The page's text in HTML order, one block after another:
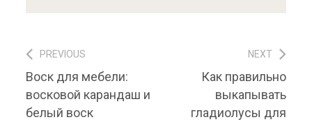
Навигация по записям
PREVIOUS
Previous post:
Воск для мебели:
восковой карандаш и
белый воск
NEXT
Next post:
Как правильно
выкапывать
гладиолусы для